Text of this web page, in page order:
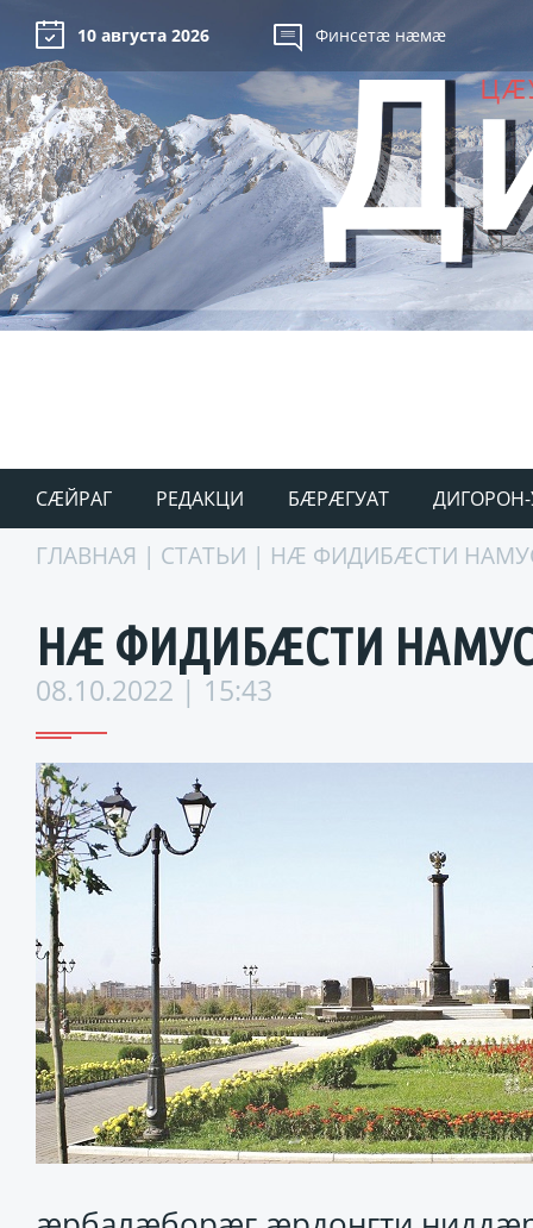
10 августа 2026 Финсетæ нæмæ
СÆЙРАГ РЕДАКЦИ БÆРÆГУАТ ДИГОРОН-
ГЛАВНАЯ | СТАТЬИ | НÆ ФИДИБÆСТИ
НÆ ФИДИБÆСТИ
08.10.2022 | 15:43